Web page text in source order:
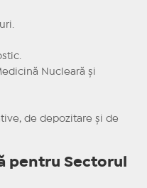
Nucleară și
de depozitare și de
pentru Sectorul